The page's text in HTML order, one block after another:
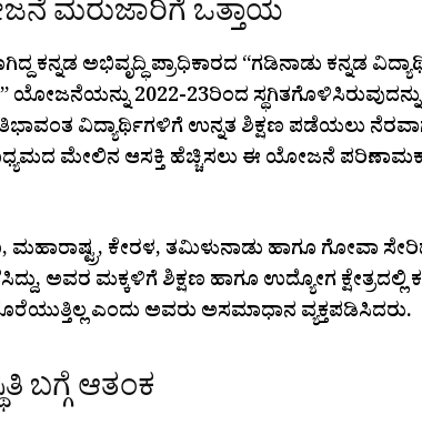
ಮರುಜಾರಿಗೆ ಒತ್ತಾಯ
ಕನ್ನಡ ಅಭಿವೃದ್ಧಿ ಪ್ರಾಧಿಕಾರದ “ಗಡಿನಾಡು ಕನ್ನಡ
ಯೋಜನೆಯನ್ನು 2022-23ರಿಂದ
ವಿದ್ಯಾರ್ಥಿಗಳಿಗೆ ಉನ್ನತ ಶಿಕ್ಷಣ ಪಡೆಯಲು
ಮೇಲಿನ ಆಸಕ್ತಿ ಹೆಚ್ಚಿಸಲು ಈ ಯೋಜನೆ
ಮಹಾರಾಷ್ಟ್ರ, ಕೇರಳ, ತಮಿಳುನಾಡು ಹಾಗೂ ಗೋವಾ
ಅವರ ಮಕ್ಕಳಿಗೆ ಶಿಕ್ಷಣ ಹಾಗೂ ಉದ್ಯೋಗ
ಎಂದು ಅವರು ಅಸಮಾಧಾನ ವ್ಯಕ್ತಪಡಿಸಿದರು.
ಬಗ್ಗೆ ಆತಂಕ